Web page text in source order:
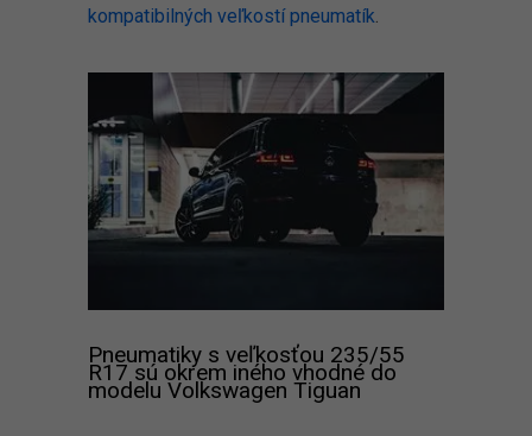
kompatibilných veľkostí pneumatík.
Pneumatiky s veľkosťou 235/55
R17 sú okrem iného vhodné do
modelu Volkswagen Tiguan